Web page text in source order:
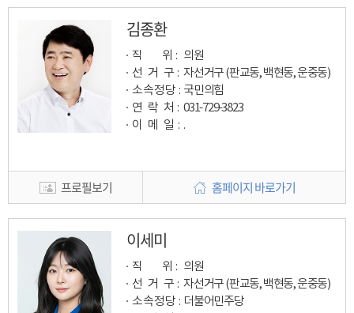
김종환
직 위 : 의원
선 거 구 : 자선거구 (판교동, 백현동, 운중동)
소속정당 : 국민의힘
연 락 처 : 031-729-3823
이 메 일 : .
프로필보기 홈페이지 바로가기
이세미
직 위 : 의원
선 거 구 : 자선거구 (판교동, 백현동, 운중동)
소속정당 : 더불어민주당